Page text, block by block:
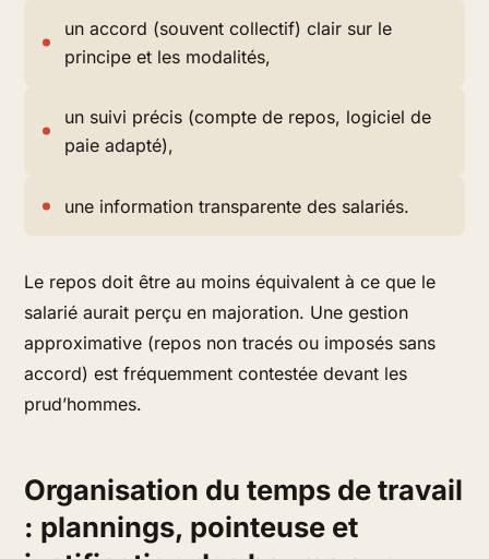
un accord (souvent collectif) clair sur le
principe et les modalités,
un suivi précis (compte de repos, logiciel de
paie adapté),
une information transparente des salariés.
Le repos doit être au moins équivalent à ce que le
salarié aurait perçu en majoration. Une gestion
approximative (repos non tracés ou imposés sans
accord) est fréquemment contestée devant les
prud’hommes.
Organisation du temps de travail
: plannings, pointeuse et